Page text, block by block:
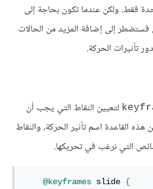
فقط. ولكن عندما تكون بحاجة إلى
إلى إضافة المزيد من الحالات
تأثيرات الحركة.
لتعيين النقاط التي يجب أن
هذه القاعدة اسم تأثير الحركة، والنقاط
التي نرغب في تحريكها.
@keyframes slide {